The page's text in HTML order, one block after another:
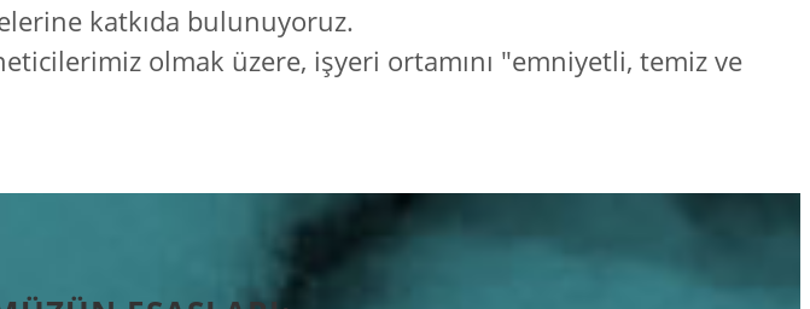
katkıda bulunuyoruz.
olmak üzere, işyeri ortamını "emniyetli, temiz ve